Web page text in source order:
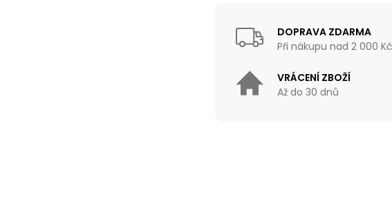
DOPRAVA ZDARMA
Při nákupu nad 2 000 Kč
VRÁCENÍ ZBOŽÍ
Až do 30 dnů